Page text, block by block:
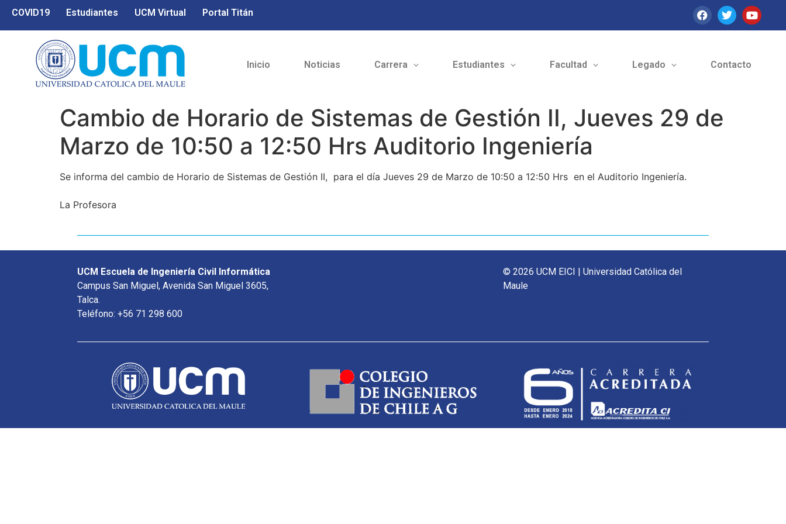
COVID19 Estudiantes UCM Virtual Portal Titán
Inicio Noticias Carrera Estudiantes Facultad Legado Contacto
Cambio de Horario de Sistemas de Gestión II, Jueves 29 de
Marzo de 10:50 a 12:50 Hrs Auditorio Ingeniería
Se informa del cambio de Horario de Sistemas de Gestión II, para el día Jueves 29 de Marzo de 10:50 a 12:50 Hrs en el Auditorio Ingeniería.
La Profesora
UCM Escuela de Ingeniería Civil Informática
Campus San Miguel, Avenida San Miguel 3605,
Talca.
Teléfono: +56 71 298 600
© 2026 UCM EICI | Universidad Católica del
Maule